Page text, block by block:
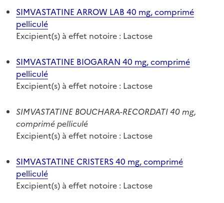
SIMVASTATINE ARROW LAB 40 mg, comprimé
pelliculé
Excipient(s) à effet notoire : Lactose
SIMVASTATINE BIOGARAN 40 mg, comprimé
pelliculé
Excipient(s) à effet notoire : Lactose
SIMVASTATINE BOUCHARA-RECORDATI 40 mg,
comprimé pelliculé
Excipient(s) à effet notoire : Lactose
SIMVASTATINE CRISTERS 40 mg, comprimé
pelliculé
Excipient(s) à effet notoire : Lactose